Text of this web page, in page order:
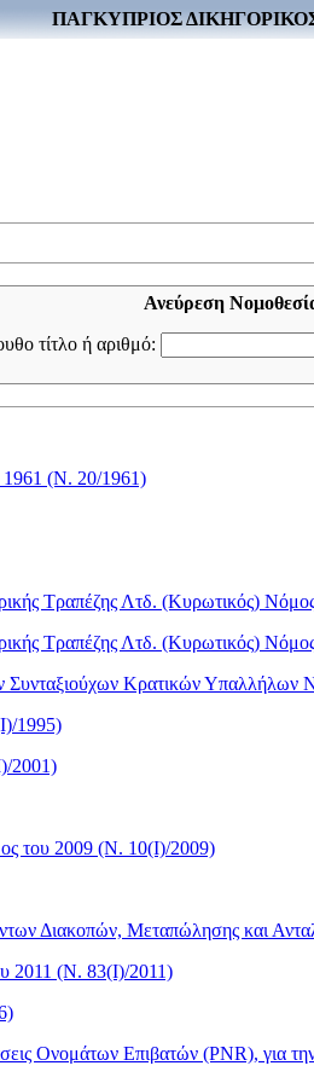
ΠΑΓΚΥΠΡΙΟΣ
Ανεύρεση
τίτλο ή αριθμό:
1961 (Ν. 20/1961)
Τραπέζης Λτδ. (Κυρωτικός)
Τραπέζης Λτδ. (Κυρωτικός)
Συνταξιούχων Κρατικών
1995)
2001)
του 2009 (Ν. 10(I)/2009)
Διακοπών, Μεταπώλησης και
2011 (Ν. 83(I)/2011)
Ονομάτων Επιβατών (PNR), για